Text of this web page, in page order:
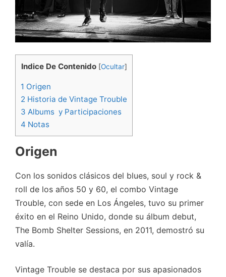
Indice De Contenido [Ocultar]
1 Origen
2 Historia de Vintage Trouble
3 Albums y Participaciones
4 Notas
Origen
Con los sonidos clásicos del blues, soul y rock &
roll de los años 50 y 60, el combo Vintage
Trouble, con sede en Los Ángeles, tuvo su primer
éxito en el Reino Unido, donde su álbum debut,
The Bomb Shelter Sessions, en 2011, demostró su
valía.
Vintage Trouble se destaca por sus apasionados